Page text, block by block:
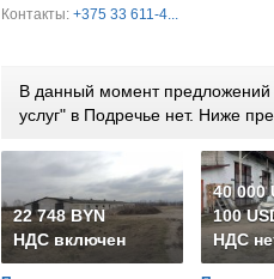
Контакты: +375 33 611-4...
В данный момент
услуг" в Подречье нет. Ниже
22 748 BYN
НДС включен
40 000
100
НДС